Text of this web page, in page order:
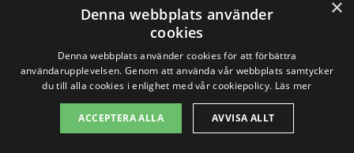
Få 3 erbjudanden, gratis och utan
förpliktelser
×
Denna webbplats använder
cookies
Denna webbplats använder cookies för att förbättra
användarupplevelsen. Genom att använda vår webbplats samtycker
du till alla cookies i enlighet med vår cookiepolicy. Läs mer
ACCEPTERA ALLA AVVISA ALLT